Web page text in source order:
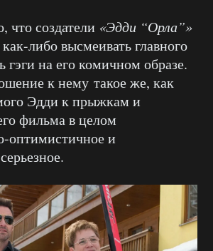
что создатели «Эдди “Орла”»
либо высмеивать главного
гэги на его комичном образе.
к нему такое же, как
Эдди к прыжкам и
фильма в целом
оптимистичное и